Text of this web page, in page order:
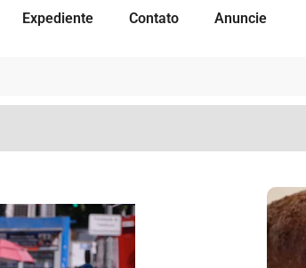
Expediente Contato Anuncie